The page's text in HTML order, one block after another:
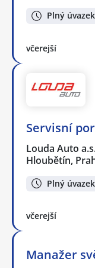
Plný úvazek
včerejší
Servisní
Louda Auto
Hloubětín,
Plný úvazek
včerejší
Manažer